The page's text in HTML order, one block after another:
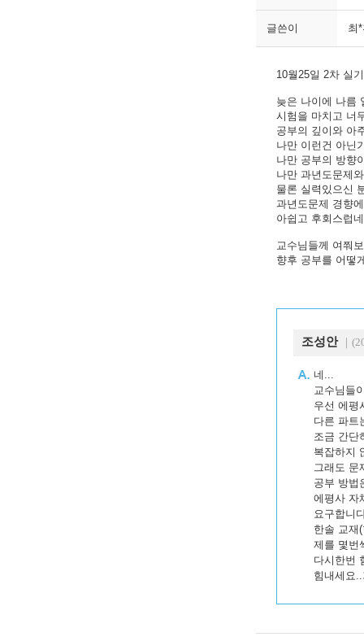
글쓴이 최
10월25일 2차 실
늦은 나이에 나름
시험을 마치고 너
공부의 깊이와 아
나만 이런건 아닌
나만 공부의 방향
나만 과년도문제
물론 실력있으신
과년도문제 경향
아쉽고 후회스럽
교수님들께 여쭤
향후 공부를 어떻
조성안 ｜
네...
교수님들
우선 에평
다른 파트
조금 간단
복잡하지
그래도 문
공부 방법
에평사 자
요구합니
한솔 교재
제를 몇번
다시한번
힘내세요